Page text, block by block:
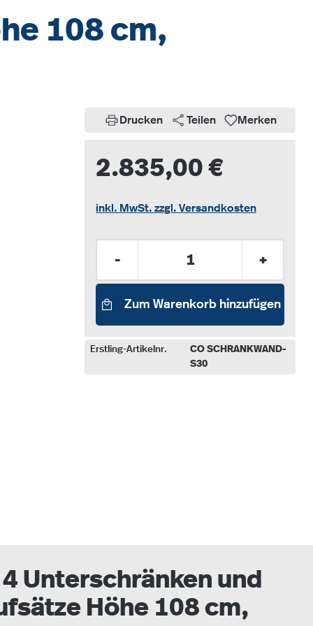
108 cm,
Drucken
Teilen Merken
2.835,00 €
inkl. MwSt. zzgl. Versandkosten
Produkt Anzahl: Gib den
- +
Zum Warenkorb hinzufügen
Erstling-Artikelnr.
CO SCHRANKWAND-
S30
Unterschränken und
Höhe 108 cm,